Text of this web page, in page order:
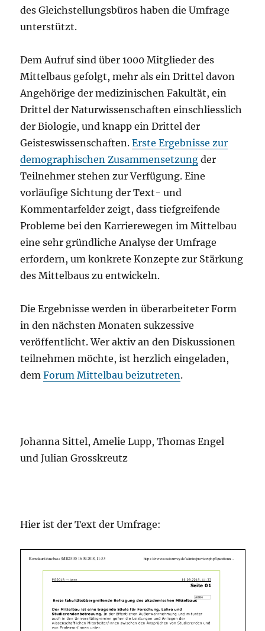
des Gleichstellungsbüros haben die Umfrage
unterstützt.
Dem Aufruf sind über 1000 Mitglieder des
Mittelbaus gefolgt, mehr als ein Drittel davon
Angehörige der medizinischen Fakultät, ein
Drittel der Naturwissenschaften einschliesslich
der Biologie, und knapp ein Drittel der
Geisteswissenschaften.Erste Ergebnisse zur
demographischen Zusammensetzung der
Teilnehmer stehen zur Verfügung. Eine
vorläufige Sichtung der Text- und
Kommentarfelder zeigt, dass tiefgreifende
Probleme bei den Karrierewegen im Mittelbau
eine sehr gründliche Analyse der Umfrage
erfordern, um konkrete Konzepte zur Stärkung
des Mittelbaus zu entwickeln.
Die Ergebnisse werden in überarbeiteter Form
in den nächsten Monaten sukzessive
veröffentlicht. Wer aktiv an den Diskussionen
teilnehmen möchte, ist herzlich eingeladen,
demForum Mittelbau beizutreten.
Johanna Sittel, Amelie Lupp, Thomas Engel
und Julian Grosskreutz
Hier ist der Text der Umfrage: